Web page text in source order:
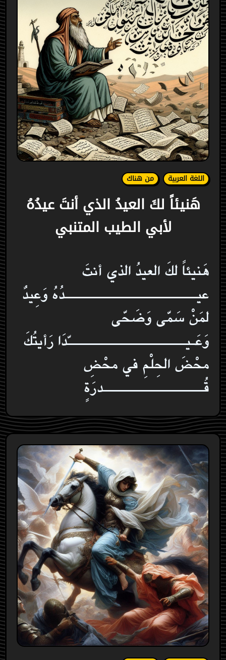
اللغة العربية من هناك
هَنيئاً لكَ العيدُ الذي أنتَ عيدُهُ
لأبي الطيب المتنبي
هَنيئاً لكَ العيدُ الذي أنتَ
عيـــــــــــــــــــــــــــــدُهُ وَعِيدٌ
لمَنْ سَمّى وَضَحّى
وَعَـيــــــــــــــــــــــــــّدَا رَأيتُكَ
محْضَ الحِلْمِ في محْضِ
قُــــــــــــــــــــــدرَةٍ